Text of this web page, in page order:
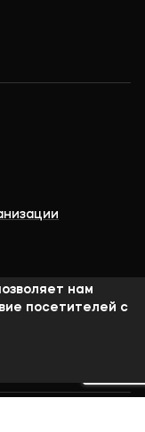
юридический
нам
посетителей с